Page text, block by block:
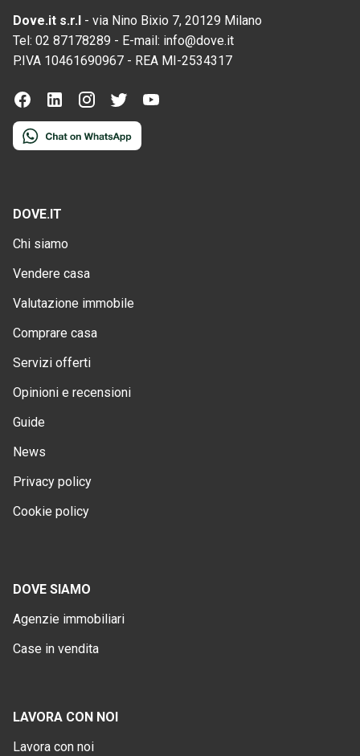
Dove.it s.r.l - via Nino Bixio 7, 20129 Milano
Tel: 02 87178289 - E-mail: info@dove.it
P.IVA 10461690967 - REA MI-2534317
DOVE.IT
Chi siamo
Vendere casa
Valutazione immobile
Comprare casa
Servizi offerti
Opinioni e recensioni
Guide
News
Privacy policy
Cookie policy
DOVE SIAMO
Agenzie immobiliari
Case in vendita
LAVORA CON NOI
Lavora con noi